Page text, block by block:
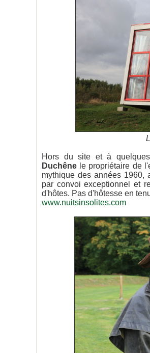
Hors du site et à
Duchêne le propriétaire de
mythique des années 1960,
par convoi exceptionnel et
d'hôtes. Pas d'hôtesse en
www.nuitsinsolites.com